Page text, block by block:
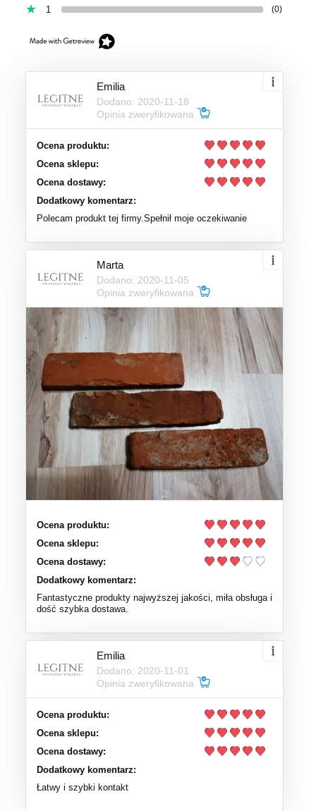
1 (0)
Emilia
Dodano: 2020-11-18
Opinia zweryfikowana
Ocena produktu:
Ocena sklepu:
Ocena dostawy:
Dodatkowy komentarz:
Polecam produkt tej firmy.Spełnił moje oczekiwanie
Marta
Dodano: 2020-11-05
Opinia zweryfikowana
Ocena produktu:
Ocena sklepu:
Ocena dostawy:
Dodatkowy komentarz:
Fantastyczne produkty najwyższej jakości, miła obsługa i
dość szybka dostawa.
Emilia
Dodano: 2020-11-01
Opinia zweryfikowana
Ocena produktu:
Ocena sklepu:
Ocena dostawy:
Dodatkowy komentarz:
Łatwy i szybki kontakt